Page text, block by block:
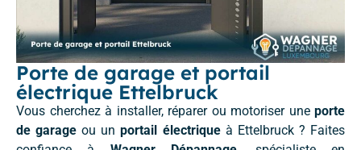
Porte de garage et portail
électrique Ettelbruck
Vous cherchez à installer, réparer ou motoriser une porte
de garage ou unportail électriqueà Ettelbruck ? Faites